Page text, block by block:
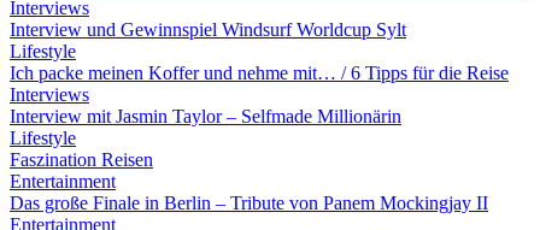
Interviews
Interview und Gewinnspiel Windsurf Worldcup Sylt
Lifestyle
Ich packe meinen Koffer und nehme mit… / 6 Tipps für die Reise
Interviews
Interview mit Jasmin Taylor – Selfmade Millionärin
Lifestyle
Faszination Reisen
Entertainment
Das große Finale in Berlin – Tribute von Panem Mockingjay II
Entertainment